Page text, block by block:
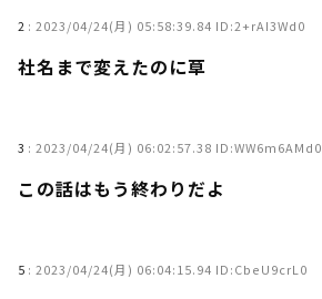
2 : 2023/04/24(月) 05:58:39.84 ID:2+rAI3Wd0
社名まで変えたのに草
3 : 2023/04/24(月) 06:02:57.38 ID:WW6m6AMd0
この話はもう終わりだよ
5 : 2023/04/24(月) 06:04:15.94 ID:CbeU9crL0